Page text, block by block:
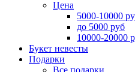
Цена
5000-10000
до 5000 руб
10000-20000
Букет невесты
Подарки
Все подарки